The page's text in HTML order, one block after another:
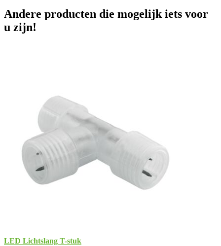
Andere producten die mogelijk iets voor
u zijn!
LED Lichtslang T-stuk